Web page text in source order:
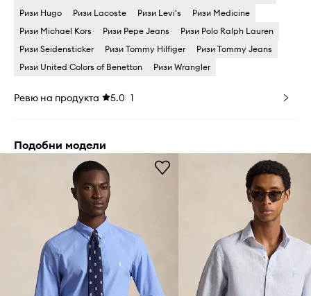
Ризи Hugo
Ризи Lacoste Ризи Levi's
Ризи Medicine
Ризи Michael Kors
Ризи Pepe Jeans
Ризи Polo Ralph Lauren
Ризи Seidensticker
Ризи Tommy Hilfiger
Ризи Tommy Jeans
Ризи United Colors of Benetton
Ризи Wrangler
Ревю на продукта 5.0 1
Подобни модели